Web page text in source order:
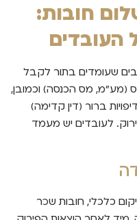
חובות:
העובדים
שעומדים בתור לקבל
(מע"מ, מס הכנסה) וכמובן,
ברור (דין קדימה)
לעובדים יש מעמד
ושיקום כלכלי, חובות שכר